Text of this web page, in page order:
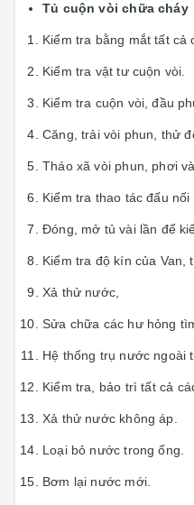
Tủ cuộn vòi chữa cháy
Kiểm tra bằng mắt tất cả
Kiểm tra vật tư cuộn vòi.
Kiểm tra cuộn vòi, đầu
Căng, trải vòi phun, thử
Tháo xã vòi phun, phơi
Kiểm tra thao tác đấu nối
Đóng, mở tủ vài lần để
Kiểm tra độ kín của Van,
Xả thử nước,
Sửa chữa các hư hỏng
Hệ thống trụ nước ngoài
Kiểm tra, bảo trì tất cả
Xả thử nước không áp.
Loại bỏ nước trong ống.
Bơm lại nước mới.